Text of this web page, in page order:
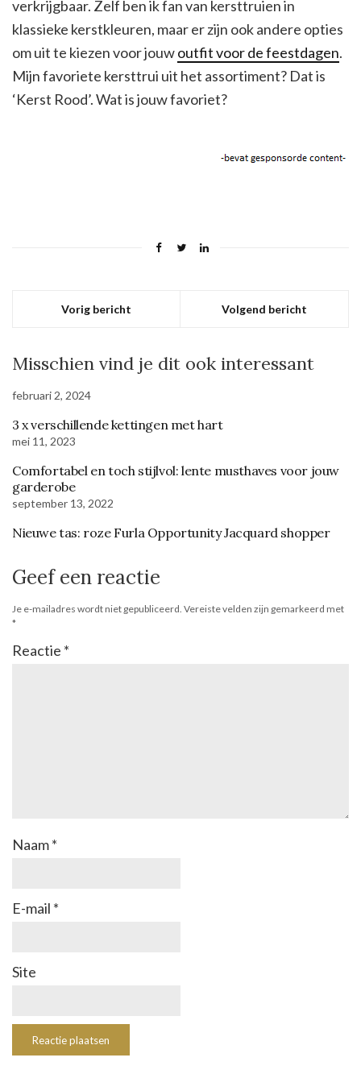
verkrijgbaar. Zelf ben ik fan van kersttruien in
klassieke kerstkleuren, maar er zijn ook andere opties
om uit te kiezen voor jouwoutfit voor de feestdagen.
Mijn favoriete kersttrui uit het assortiment? Dat is
‘Kerst Rood’. Wat is jouw favoriet?
Vorig bericht Volgend bericht
Misschien vind je dit ook interessant
februari 2, 2024
3 x verschillende kettingen met hart
mei 11, 2023
Comfortabel en toch stijlvol: lente musthaves voor jouw
garderobe
september 13, 2022
Nieuwe tas: roze Furla Opportunity Jacquard shopper
Geef een reactie
Je e-mailadres wordt niet gepubliceerd. Vereiste velden zijn gemarkeerd met
*
Reactie *
Naam*
E-mail *
Site